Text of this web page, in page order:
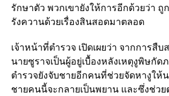
รักษาตัว พวกเขายังให้การอีกด้วยว่า ถู
รังควานด้วยเรื่องสินสอดมาตลอด
เจ้าหน้าที่ตำรวจ เปิดเผยว่า จากการสื
นายซูราจเป็นผู้อยู่เบื้องหลังเหตุงูพิษกัด
ตำรวจยังจับชายอีกคนที่ช่วยจัดหางูให้
ชายคนนี้จะกลายเป็นพยาน และซึ่งช่วย